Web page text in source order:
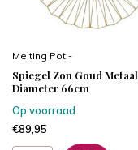
Melting Pot -
Spiegel Zon Goud Metaal
Diameter 66cm
Op voorraad
€89,95